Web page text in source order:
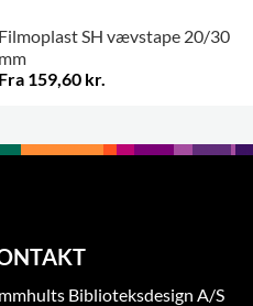
Filmoplast SH vævstape 20/30
mm
Fra 159,60 kr.
Biblioteksdesign A/S